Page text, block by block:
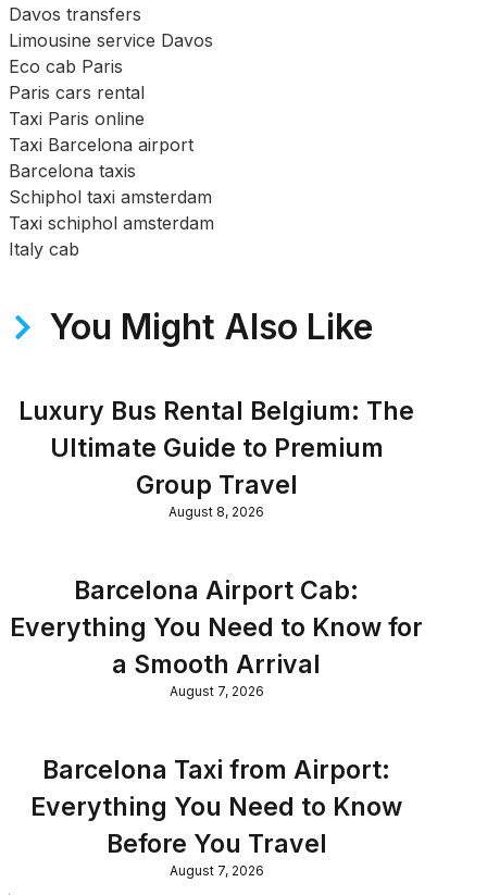
Davos transfers
Limousine service Davos
Eco cab Paris
Paris cars rental
Taxi Paris online
Taxi Barcelona airport
Barcelona taxis
Schiphol taxi amsterdam
Taxi schiphol amsterdam
Italy cab
You Might Also Like
Luxury Bus Rental Belgium: The
Ultimate Guide to Premium
Group Travel
August 8, 2026
Barcelona Airport Cab:
Everything You Need to Know for
a Smooth Arrival
August 7, 2026
Barcelona Taxi from Airport:
Everything You Need to Know
Before You Travel
August 7, 2026